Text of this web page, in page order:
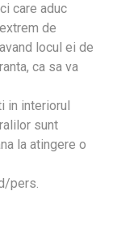
care aduc
de
locul ei de
ca sa va
in interiorul
sunt
la atingere o
pers.